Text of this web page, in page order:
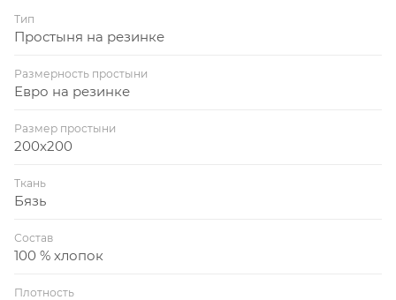
Тип
Простыня на резинке
Размерность простыни
Евро на резинке
Размер простыни
200x200
Ткань
Бязь
Состав
100 % хлопок
Плотность